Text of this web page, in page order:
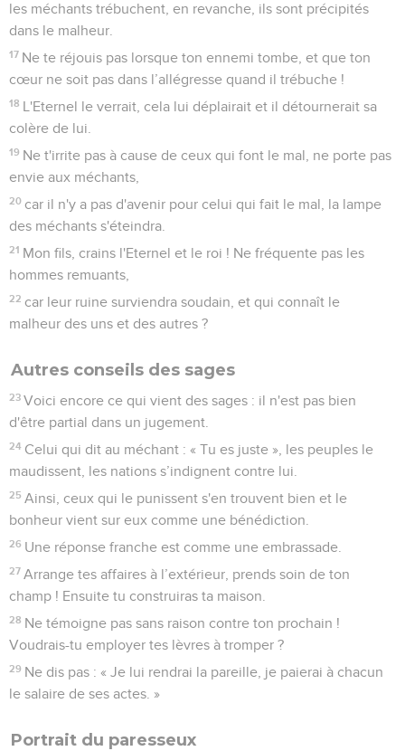
les méchants trébuchent, en revanche, ils sont précipités
dans le malheur.
17 Ne te réjouis pas lorsque ton ennemi tombe, et que ton
cœur ne soit pas dans l’allégresse quand il trébuche !
18 L'Eternel le verrait, cela lui déplairait et il détournerait sa
colère de lui.
19 Ne t'irrite pas à cause de ceux qui font le mal, ne porte pas
envie aux méchants,
20 car il n'y a pas d'avenir pour celui qui fait le mal, la lampe
des méchants s'éteindra.
21 Mon fils, crains l'Eternel et le roi ! Ne fréquente pas les
hommes remuants,
22 car leur ruine surviendra soudain, et qui connaît le
malheur des uns et des autres ?
Autres conseils des sages
23 Voici encore ce qui vient des sages : il n'est pas bien
d'être partial dans un jugement.
24 Celui qui dit au méchant : « Tu es juste », les peuples le
maudissent, les nations s’indignent contre lui.
25 Ainsi, ceux qui le punissent s'en trouvent bien et le
bonheur vient sur eux comme une bénédiction.
26 Une réponse franche est comme une embrassade.
27 Arrange tes affaires à l’extérieur, prends soin de ton
champ ! Ensuite tu construiras ta maison.
28 Ne témoigne pas sans raison contre ton prochain !
Voudrais-tu employer tes lèvres à tromper ?
29 Ne dis pas : « Je lui rendrai la pareille, je paierai à chacun
le salaire de ses actes. »
Portrait du paresseux